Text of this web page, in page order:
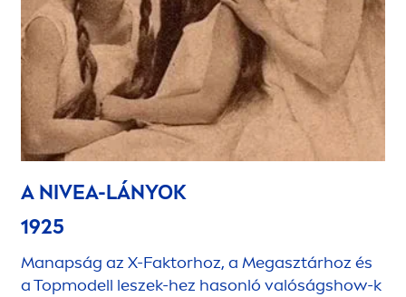
A NIVEA-LÁNYOK
1925
Manapság az X-Faktorhoz, a Megasztárhoz és
a Topmodell leszek-hez hasonló valóságshow-k